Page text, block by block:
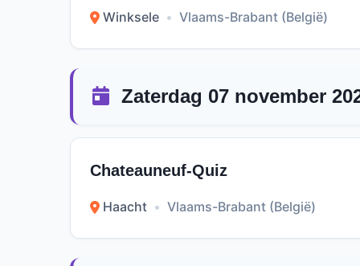
Winksele • Vlaams-Brabant (België)
Zaterdag 07 november
Chateauneuf-Quiz
Haacht • Vlaams-Brabant (België)